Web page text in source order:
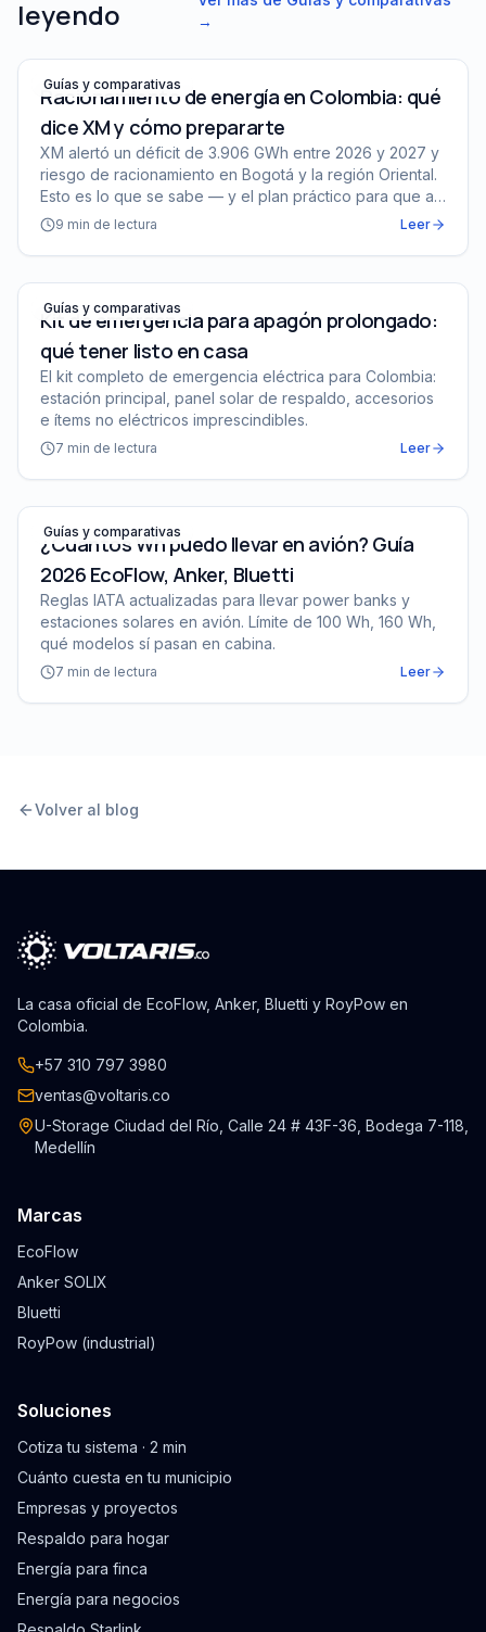
leyendo
→
Racionamiento de energía en Colombia: qué dice XM y
Guías y comparativas
Racionamiento de energía en Colombia: qué
dice XM y cómo prepararte
XM alertó un déficit de 3.906 GWh entre 2026 y 2027 y
riesgo de racionamiento en Bogotá y la región Oriental.
Esto es lo que se sabe — y el plan práctico para que a
tu casa no la coja desprevenida.
9 min de lectura Leer
Kit de emergencia para apagón prolongado: qué tener
Guías y comparativas
Kit de emergencia para apagón prolongado:
qué tener listo en casa
El kit completo de emergencia eléctrica para Colombia:
estación principal, panel solar de respaldo, accesorios
e ítems no eléctricos imprescindibles.
7 min de lectura Leer
¿Cuántos Wh puedo llevar en avión? Guía 2026
Guías y comparativas
¿Cuántos Wh puedo llevar en avión? Guía
2026 EcoFlow, Anker, Bluetti
Reglas IATA actualizadas para llevar power banks y
estaciones solares en avión. Límite de 100 Wh, 160 Wh,
qué modelos sí pasan en cabina.
7 min de lectura Leer
Volver al blog
La casa oficial de EcoFlow, Anker, Bluetti y RoyPow en
Colombia.
+57 310 797 3980
ventas@voltaris.co
U-Storage Ciudad del Río, Calle 24 # 43F-36, Bodega 7-118,
Medellín
Marcas
EcoFlow
Anker SOLIX
Bluetti
RoyPow (industrial)
Soluciones
Cotiza tu sistema · 2 min
Cuánto cuesta en tu municipio
Empresas y proyectos
Respaldo para hogar
Energía para finca
Energía para negocios